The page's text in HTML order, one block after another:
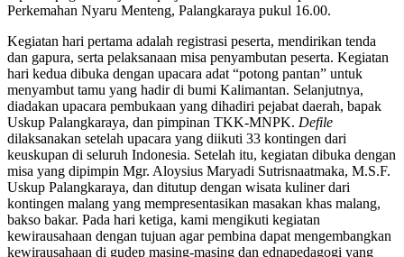
Perkemahan Nyaru Menteng, Palangkaraya pukul 16.00.
Kegiatan hari pertama adalah registrasi peserta, mendirikan tenda
dan gapura, serta pelaksanaan misa penyambutan peserta. Kegiatan
hari kedua dibuka dengan upacara adat “potong pantan” untuk
menyambut tamu yang hadir di bumi Kalimantan. Selanjutnya,
diadakan upacara pembukaan yang dihadiri pejabat daerah, bapak
Uskup Palangkaraya, dan pimpinan TKK-MNPK. Defile
dilaksanakan setelah upacara yang diikuti 33 kontingen dari
keuskupan di seluruh Indonesia. Setelah itu, kegiatan dibuka dengan
misa yang dipimpin Mgr. Aloysius Maryadi Sutrisnaatmaka, M.S.F.
Uskup Palangkaraya, dan ditutup dengan wisata kuliner dari
kontingen malang yang mempresentasikan masakan khas malang,
bakso bakar. Pada hari ketiga, kami mengikuti kegiatan
kewirausahaan dengan tujuan agar pembina dapat mengembangkan
kewirausahaan di gudep masing-masing dan ednapedagogi yang